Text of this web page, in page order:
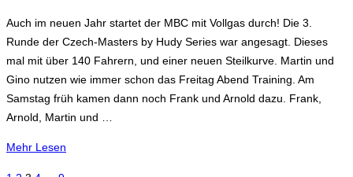
Auch im neuen Jahr startet der MBC mit Vollgas durch! Die 3.
Runde der Czech-Masters by Hudy Series war angesagt. Dieses
mal mit über 140 Fahrern, und einer neuen Steilkurve. Martin und
Gino nutzen wie immer schon das Freitag Abend Training. Am
Samstag früh kamen dann noch Frank und Arnold dazu. Frank,
Arnold, Martin und …
Mehr über
Lesen